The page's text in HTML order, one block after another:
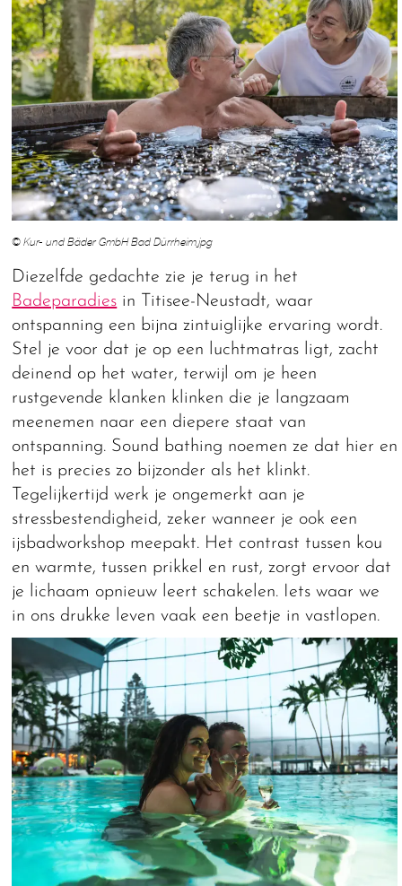
© Kur- und Bäder GmbH Bad Dürrheim.jpg
Diezelfde gedachte zie je terug in het
Badeparadies in Titisee-Neustadt, waar
ontspanning een bijna zintuiglijke ervaring wordt.
Stel je voor dat je op een luchtmatras ligt, zacht
deinend op het water, terwijl om je heen
rustgevende klanken klinken die je langzaam
meenemen naar een diepere staat van
ontspanning. Sound bathing noemen ze dat hier en
het is precies zo bijzonder als het klinkt.
Tegelijkertijd werk je ongemerkt aan je
stressbestendigheid, zeker wanneer je ook een
ijsbadworkshop meepakt. Het contrast tussen kou
en warmte, tussen prikkel en rust, zorgt ervoor dat
je lichaam opnieuw leert schakelen. Iets waar we
in ons drukke leven vaak een beetje in vastlopen.